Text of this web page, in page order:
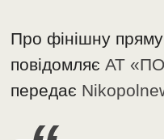
Про фінішну
повідомляєАТ
передає